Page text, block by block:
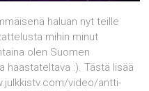
haluan nyt teille
mihin minut
olen Suomen
haastateltava :). Tästä lisää
video/antti-